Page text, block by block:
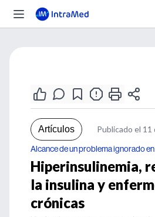
Artículos Publicado el
Alcance de un problema ignorado
Hiperinsulinemia,
la insulina y
crónicas